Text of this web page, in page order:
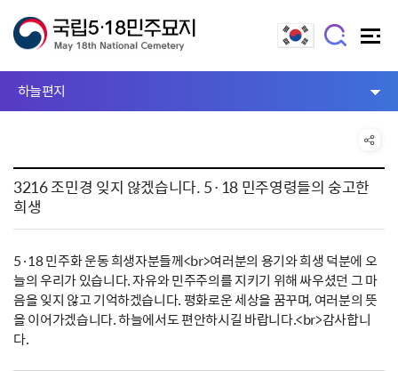
하늘편지
3216 조민경 잊지 않겠습니다. 5·18 민주영령들의 숭고한
희생
5·18 민주화 운동 희생자분들께<br>여러분의 용기와 희생 덕분에 오
늘의 우리가 있습니다. 자유와 민주주의를 지키기 위해 싸우셨던 그 마
음을 잊지 않고 기억하겠습니다. 평화로운 세상을 꿈꾸며, 여러분의 뜻
을 이어가겠습니다. 하늘에서도 편안하시길 바랍니다.<br>감사합니
다.